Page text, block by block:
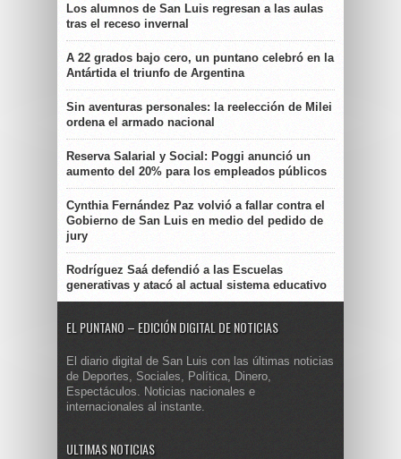
Los alumnos de San Luis regresan a las aulas
tras el receso invernal
A 22 grados bajo cero, un puntano celebró en la
Antártida el triunfo de Argentina
Sin aventuras personales: la reelección de Milei
ordena el armado nacional
Reserva Salarial y Social: Poggi anunció un
aumento del 20% para los empleados públicos
Cynthia Fernández Paz volvió a fallar contra el
Gobierno de San Luis en medio del pedido de
jury
Rodríguez Saá defendió a las Escuelas
generativas y atacó al actual sistema educativo
EL PUNTANO – EDICIÓN DIGITAL DE NOTICIAS
El diario digital de San Luis con las últimas noticias
de Deportes, Sociales, Política, Dinero,
Espectáculos. Noticias nacionales e
internacionales al instante.
ULTIMAS NOTICIAS